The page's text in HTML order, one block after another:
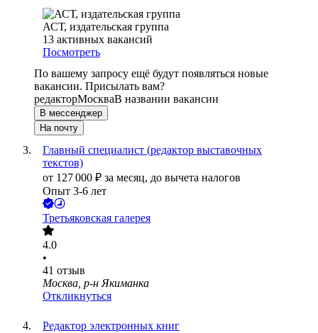
АСТ, издательская группа
13 активных вакансий
Посмотреть
По вашему запросу ещё будут появляться новые
вакансии. Присылать вам?
редакторМоскваВ названии вакансии
В мессенджер
На почту
Главный специалист (редактор выставочных
текстов)
от 127 000 ₽ за месяц, до вычета налогов
Опыт 3-6 лет
Третьяковская галерея
4.0
•
41 отзыв
Москва, р-н Якиманка
Откликнуться
Редактор электронных книг